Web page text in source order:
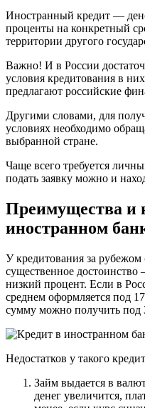
Иностранный кредит —
проценты на конкретный
территории другого
Важно! И в России
условия кредитования в
предлагают российские
Другими словами, для
условиях необходимо
выбранной стране.
Чаще всего требуется
подать заявку можно и
Преимущества и
иностранном
У кредитования за рубежом
существенное
низкий процент. Если в
среднем оформляется под
сумму можно получить под
Недостатков у такого
Займ выдается в
денег увеличится,